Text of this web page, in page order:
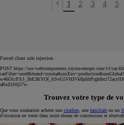
Previous page
1 2 3 4 5
Forced client side injection
POST https://usc-webcomponents.toyota-europe.com/v1/car-
aRxZiS0j57w
Trouvez votre type de
Que vous souhaitiez acheter une citadine , une familiale ou un
d’occasion en vente dans notre réseau de concessions et